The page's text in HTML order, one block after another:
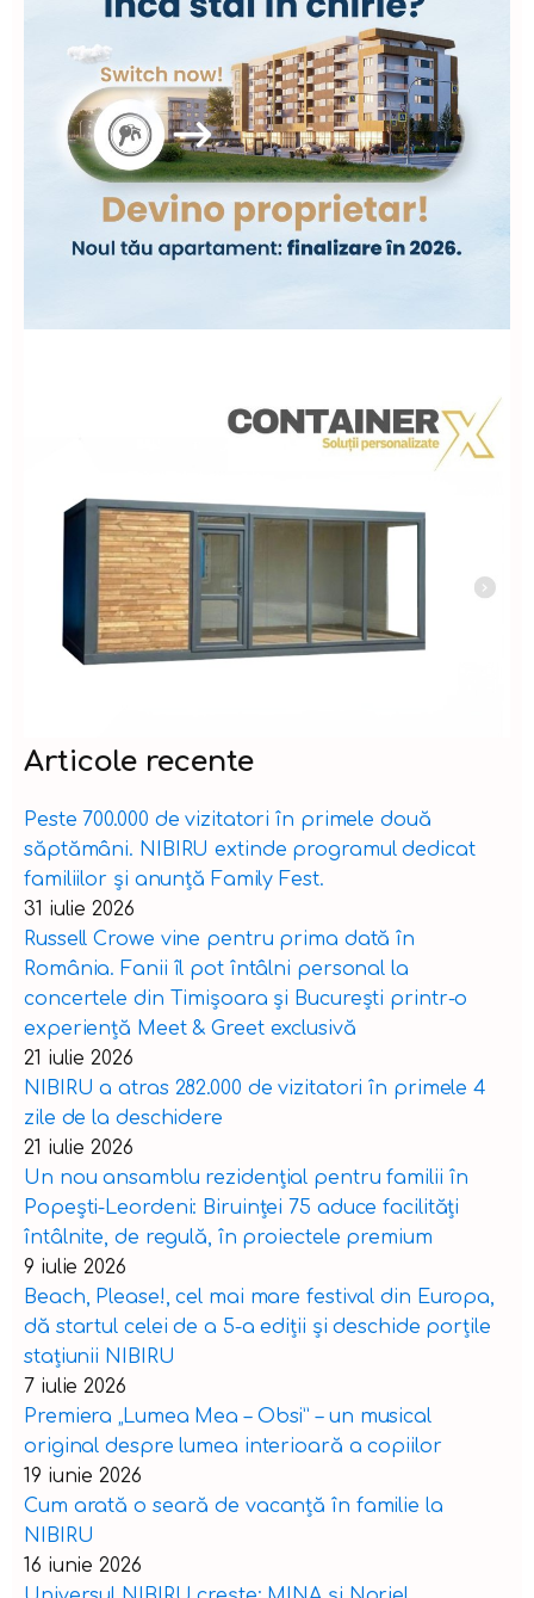
Articole recente
Peste 700.000 de vizitatori în primele două
săptămâni. NIBIRU extinde programul dedicat
familiilor și anunță Family Fest.
31 iulie 2026
Russell Crowe vine pentru prima dată în
România. Fanii îl pot întâlni personal la
concertele din Timișoara și București printr-o
experiență Meet & Greet exclusivă
21 iulie 2026
NIBIRU a atras 282.000 de vizitatori în primele 4
zile de la deschidere
21 iulie 2026
Un nou ansamblu rezidențial pentru familii în
Popești-Leordeni: Biruinței 75 aduce facilități
întâlnite, de regulă, în proiectele premium
9 iulie 2026
Beach, Please!, cel mai mare festival din Europa,
dă startul celei de a 5-a ediții și deschide porțile
stațiunii NIBIRU
7 iulie 2026
Premiera „Lumea Mea – Obsi” – un musical
original despre lumea interioară a copiilor
19 iunie 2026
Cum arată o seară de vacanță în familie la
NIBIRU
16 iunie 2026